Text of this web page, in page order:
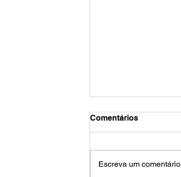
Comentários
Escreva um comentário